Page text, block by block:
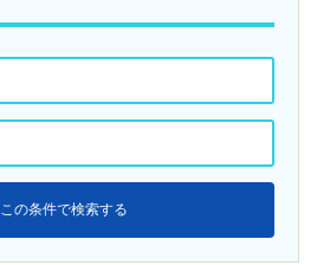
この条件で検索する